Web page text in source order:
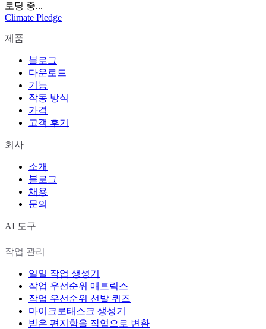
로딩 중...
Climate Pledge
제품
블로그
다운로드
기능
작동 방식
가격
고객 후기
회사
소개
블로그
채용
문의
AI 도구
작업 관리
일일 작업 생성기
작업 우선순위 매트릭스
작업 우선순위 선발 퀴즈
마이크로태스크 생성기
받은 편지함을 작업으로 변환